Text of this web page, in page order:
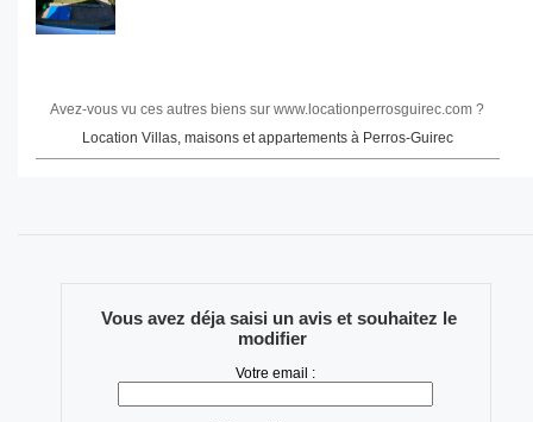
Avez-vous vu ces autres biens sur www.locationperrosguirec.com ?
Location Villas, maisons et appartements à Perros-Guirec
Vous avez déja saisi un avis et souhaitez le
modifier
Votre email :